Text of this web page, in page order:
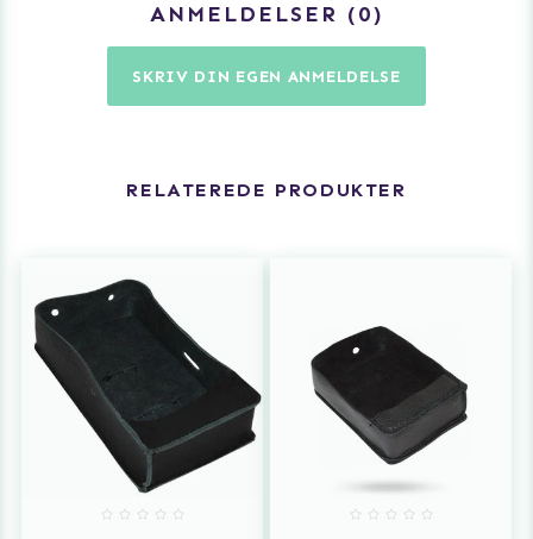
ANMELDELSER 0
SKRIV DIN EGEN ANMELDELSE
RELATEREDE PRODUKTER